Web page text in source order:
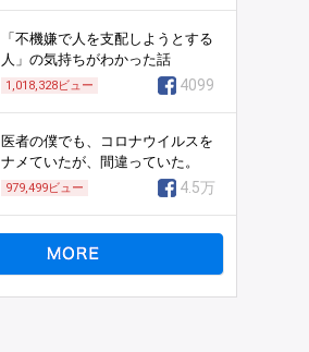
「不機嫌で人を支配しようとする
人」の気持ちがわかった話
1,018,328ビュー 4099
医者の僕でも、コロナウイルスを
ナメていたが、間違っていた。
979,499ビュー 4.5万